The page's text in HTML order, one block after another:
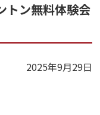
トン無料体験会
2025年9月29日